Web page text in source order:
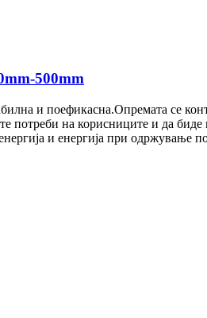
500mm
и поефикасна.Опремата се
потреби на корисниците и да биде
и енергија при одржување